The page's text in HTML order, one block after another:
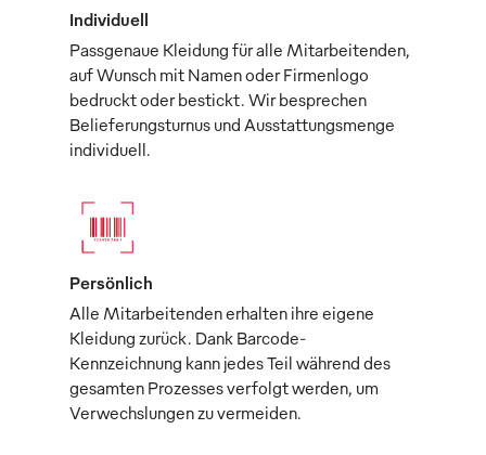
Individuell
Passgenaue Kleidung für alle Mitarbeitenden,
auf Wunsch mit Namen oder Firmenlogo
bedruckt oder bestickt. Wir besprechen
Belieferungsturnus und Ausstattungsmenge
individuell.
Persönlich
Alle Mitarbeitenden erhalten ihre eigene
Kleidung zurück. Dank Barcode-
Kennzeichnung kann jedes Teil während des
gesamten Prozesses verfolgt werden, um
Verwechslungen zu vermeiden.